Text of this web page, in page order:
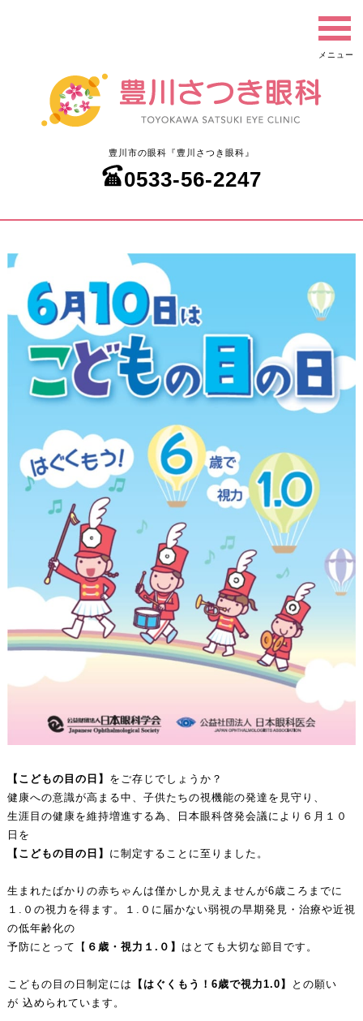
豊川市の眼科『豊川さつき眼科』
0533-56-2247
【こどもの目の日】 をご存じでしょうか？
健康への意識が高まる中、子供たちの視機能の発達を見守り、
生涯目の健康を維持増進する為、日本眼科啓発会議により６月１０
日を
【こどもの目の日】 に制定することに至りました。
生まれたばかりの赤ちゃんは僅かしか見えませんが6歳ころまでに
１.０の視力を得ます。１.０に届かない弱視の早期発見・治療や近視
の低年齢化の
予防にとって【 ６歳・視力１.０】 はとても大切な節目です。
こどもの目の日制定には 【はぐくもう！6歳で視力1.0】
との願い
が 込められています。